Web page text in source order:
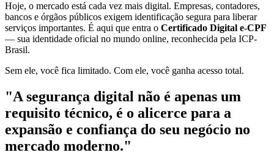
Hoje, o mercado está cada vez mais digital. Empresas, contadores,
bancos e órgãos públicos exigem identificação segura para liberar
serviços importantes. É aqui que entra o Certificado Digital e-CPF
— sua identidade oficial no mundo online, reconhecida pela ICP-
Brasil.
Sem ele, você fica limitado. Com ele, você ganha acesso total.
"A segurança digital não é apenas um
requisito técnico, é o alicerce para a
expansão e confiança do seu negócio no
mercado moderno."